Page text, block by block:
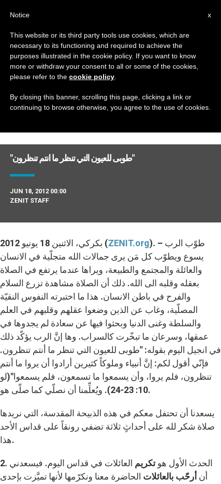
DAY
June 18th, 2012
DERNIÈRES NOUVELLES
"طوبى للعيون التي تنظر ما انتم تنظرون"
JUN 18, 2012 00:00
ZENIT STAFF
بكركي، الاثنين 18 يونيو 2012 (ZENIT.org). – طوّب الرب
يسوع ويطوّب كل مَن يرى جمالات الله متجلّية في الانسان
والعائلة والمجتمع والطبيعة، ويراها عندما يرتفع في الصلاة
بعقله وقلبه الى الله. ذلك أن الصلاة مشاهدة تزرع السلام
والفرح في باطن الانسان. هذا ما اختبرته النفوس النقيّة
المصلّية، وغاب عن الذين وضعوا عقلهم وقلبهم في العلم
والسلطة وغنى الدنيا وبحثوا فيها عن سعادة لم يجدوها في
عمقها، وسرعان ما تبخّرت كالسراب. وها إنَّ الرب يؤكّد ذلك
في انجيل اليوم بقوله: "طوبى للعيون التي تنظر ما أنتم تنظرون.
فإنّي أقول لكم: إنَّ أنبياء وملوكاً كثيرين أرادوا أن يروا ما أنتم
تنظرون، فلم يروا، وأن يسمعوا ما تسمعون، فلم يسمعوا"(لو
10: 23-24). ويُعلِّمنا أن نصلّي كما صلّى هو.
يسعدنا أن تحتفل معكم في هذه الذبيحة المقدسة، التي نريدها
صلاة شكر لله على أحداثٍ ثلاثة تضفي رونقاً على قداس الأحد
هذا.
2. الحدث الأول هوتكريم العائلات في قداس اليوم. فيسعدني
أن أرحّب بالعائلات الحاضرة معنا ونكرّمها لأنها تميَّزت بإحدى
x
Notice
This website or its third party tools use cookies, which are
necessary to its functioning and required to achieve the
purposes illustrated in the cookie policy. If you want to know
more or withdraw your consent to all or some of the cookies,
please refer to the cookie policy
By closing this banner, scrolling this page, clicking a link or
continuing to browse otherwise, you agree to the use of cookies.